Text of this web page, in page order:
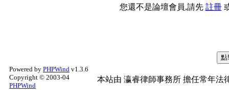
您還不是論壇會員,請先 註冊
Powered by PHPWind v1.3.6
Copyright © 2003-04
PHPWind
本站由 瀛睿律師事務所 擔任常年法